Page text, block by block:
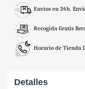
Envíos en 24h.
Recogida Gratis
Horario de Tienda
Detalles